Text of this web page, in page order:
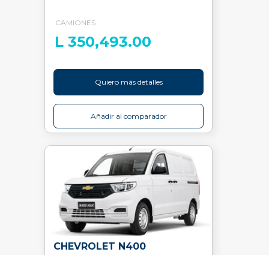
CAMIONES
L 350,493.00
Quiero más detalles
Añadir al comparador
CHEVROLET N400